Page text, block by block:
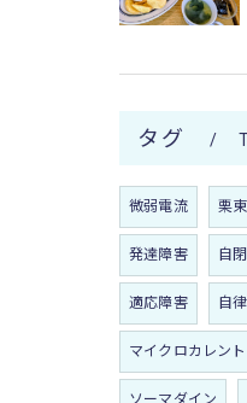
タグ
微弱電流 栗
発達障害 自
適応障害 自
マイクロカレント
ソーマダイン